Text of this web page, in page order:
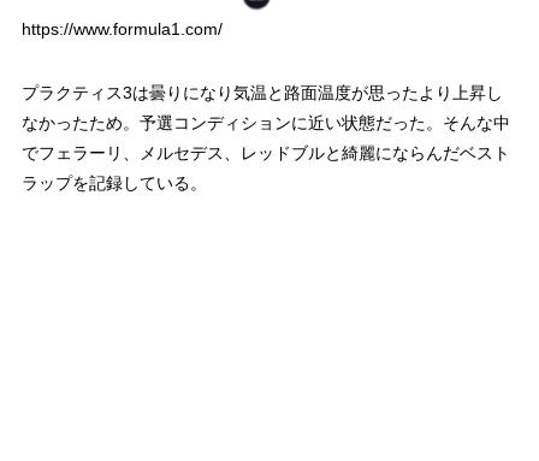
https://www.formula1.com/
プラクティス3は曇りになり気温と路面温度が思ったより上昇し
なかったため。予選コンディションに近い状態だった。そんな中
でフェラーリ、メルセデス、レッドブルと綺麗にならんだベスト
ラップを記録している。